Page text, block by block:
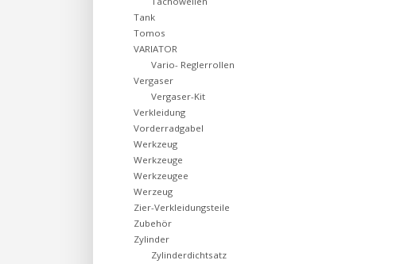
Tank
Tomos
VARIATOR
Vario- Reglerrollen
Vergaser
Vergaser-Kit
Verkleidung
Vorderradgabel
Werkzeug
Werkzeuge
Werkzeugee
Werzeug
Zier-Verkleidungsteile
Zubehör
Zylinder
Zylinderdichtsatz